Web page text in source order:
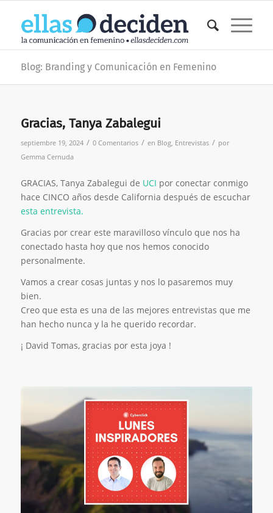
Blog: Branding y Comunicación en Femenino
Gracias, Tanya Zabalegui
septiembre 19, 2024 / 0 Comentarios / en Blog, Entrevistas / por
Gemma Cernuda
GRACIAS, Tanya Zabalegui de UCI por conectar conmigo
hace CINCO años desde California después de escuchar
esta entrevista.
Gracias por crear este maravilloso vínculo que nos ha
conectado hasta hoy que nos hemos conocido
personalmente.
Vamos a crear cosas juntas y nos lo pasaremos muy
bien.
Creo que esta es una de las mejores entrevistas que me
han hecho nunca y la he querido recordar.
¡ David Tomas, gracias por esta joya !